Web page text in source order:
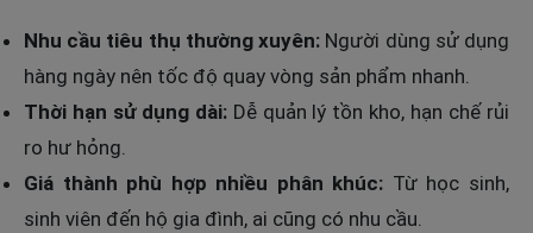
Nhu cầu tiêu thụ thường xuyên: Người dùng sử dụng
hàng ngày nên tốc độ quay vòng sản phẩm nhanh.
Thời hạn sử dụng dài:Dễ quản lý tồn kho, hạn chế rủi
ro hư hỏng.
Giá thành phù hợp nhiều phân khúc: Từ học sinh,
sinh viên đến hộ gia đình, ai cũng có nhu cầu.